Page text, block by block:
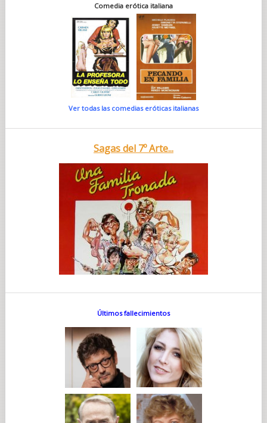
Comedia erótica italiana
Ver todas las comedias eróticas italianas
Sagas del 7º Arte...
Últimos fallecimientos